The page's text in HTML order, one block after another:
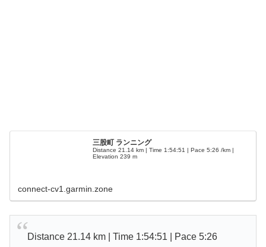
三股町 ランニング
Distance 21.14 km | Time 1:54:51 | Pace 5:26 /km |
Elevation 239 m
connect-cv1.garmin.zone
Distance 21.14 km | Time 1:54:51 | Pace 5:26